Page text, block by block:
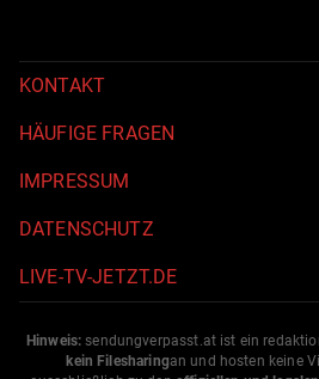
KONTAKT
HÄUFIGE FRAGEN
IMPRESSUM
DATENSCHUTZ
LIVE-TV-JETZT.DE
Hinweis: sendungverpasst.at ist ein
kein Filesharingan und hosten keine